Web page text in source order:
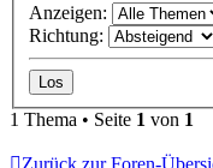
Anzeigen:
Richtung:
1 Thema • Seite 1 von 1